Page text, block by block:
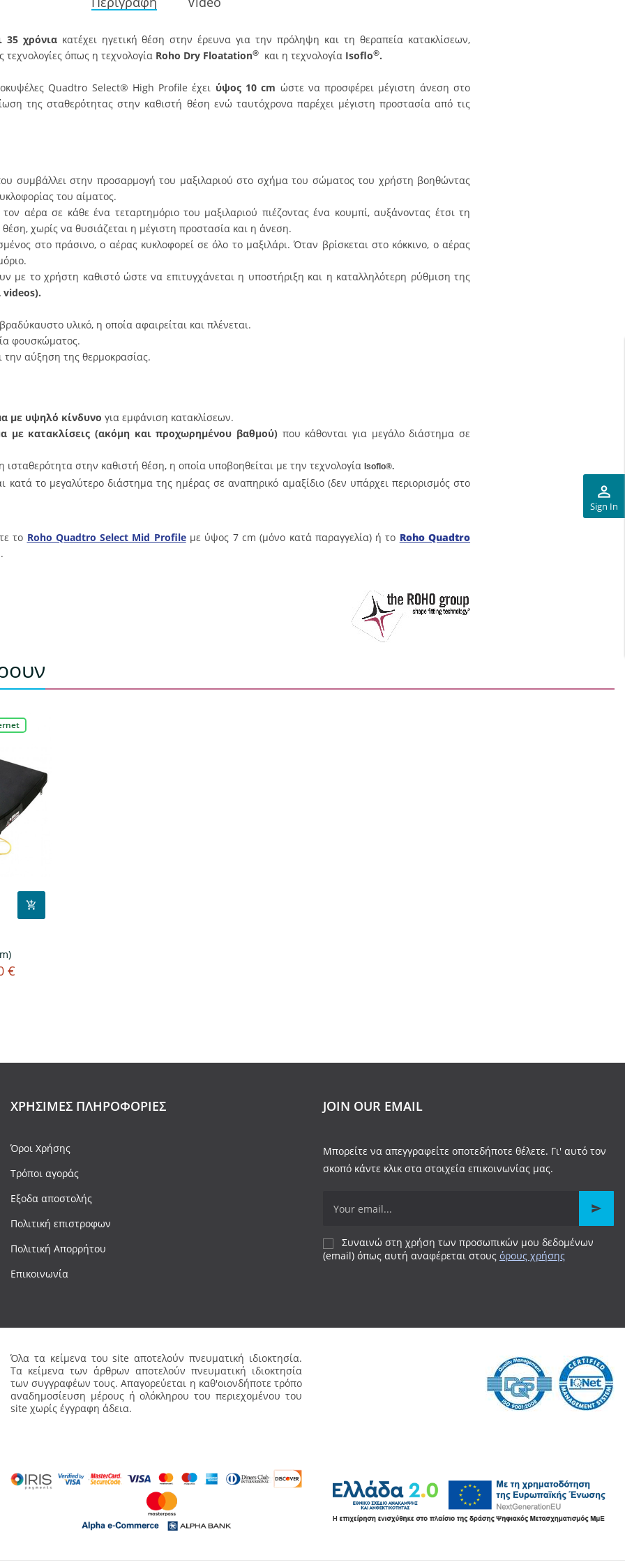
perm_identity
Sign In
χρόνιακατέχει ηγετική θέση στην έρευνα για την πρόληψη και τη θεραπεία κατακλίσεων,
όπως η τεχνολογία Roho Dry Floatation® και η τεχνολογία Isoflo®.
Quadtro Select® High Profile έχει ύψος 10 cm ώστε να προσφέρει μέγιστη άνεση στο
της σταθερότητας στην καθιστή θέση ενώ ταυτόχρονα παρέχει μέγιστη προστασία από τις
συμβάλλει στην προσαρμογή του μαξιλαριού στο σχήμα του σώματος του χρήστη βοηθώντας
του αίματος.
τον αέρα σε κάθε ένα τεταρτημόριο του μαξιλαριού πιέζοντας ένα κουμπί, αυξάνοντας έτσι τη
χωρίς να θυσιάζεται η μέγιστη προστασία και η άνεση.
στο πράσινο, ο αέρας κυκλοφορεί σε όλο το μαξιλάρι. Όταν βρίσκεται στο κόκκινο, ο αέρας
με το χρήστη καθιστό ώστε να επιτυγχάνεται η υποστήριξη και η καταλληλότερη ρύθμιση της
videos).
υλικό, η οποία αφαιρείται και πλένεται.
φουσκώματος.
την αύξηση της θερμοκρασίας.
με υψηλό κίνδυνο για εμφάνιση κατακλίσεων.
με κατακλίσεις (ακόμη και προχωρημένου βαθμού) που κάθονται για μεγάλο διάστημα σε
ισταθερότητα στην καθιστή θέση, η οποία υποβοηθείται με την τεχνολογία Isoflo®.
κατά το μεγαλύτερο διάστημα της ημέρας σε αναπηρικό αμαξίδιο (δεν υπάρχει περιορισμός στο
το Roho Quadtro Select Mid Profileμε ύψος 7 cm (μόνο κατά παραγγελία) ή το Roho Quadtro
€
ΧΡΉΣΙΜΕΣ ΠΛΗΡΟΦΟΡΊΕΣ
Όροι Χρήσης
Τρόποι αγοράς
Εξοδα αποστολής
Πολιτική επιστροφων
Πολιτική Απορρήτου
Επικοινωνία
JOIN OUR EMAIL
Μπορείτε να απεγγραφείτε οποτεδήποτε θέλετε. Γι' αυτό τον
σκοπό κάντε κλικ στα στοιχεία επικοινωνίας μας.
Συναινώ στη χρήση των προσωπικών μου δεδομένων
(email) όπως αυτή αναφέρεται στους όρους χρήσης
Όλα τα κείμενα του site αποτελούν πνευματική ιδιοκτησία.
Τα κείμενα των άρθρων αποτελούν πνευματική ιδιοκτησία
των συγγραφέων τους. Απαγορεύεται η καθ'οιονδήποτε τρόπο
αναδημοσίευση μέρους ή ολόκληρου του περιεχομένου του
site χωρίς έγγραφη άδεια.